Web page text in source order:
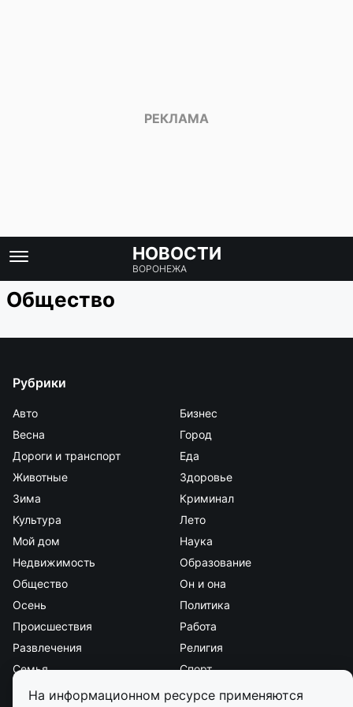
На информационном ресурсе применяются
НОВОСТИ
ВОРОНЕЖА
Общество
Рубрики
Авто
Бизнес
Весна
Город
Дороги и транспорт
Еда
Животные
Здоровье
Зима
Криминал
Культура
Лето
Мой дом
Наука
Недвижимость
Образование
Общество
Он и она
Осень
Политика
Происшествия
Работа
Развлечения
Религия
Семья
Спорт
Стиль и красота
Страна и мир